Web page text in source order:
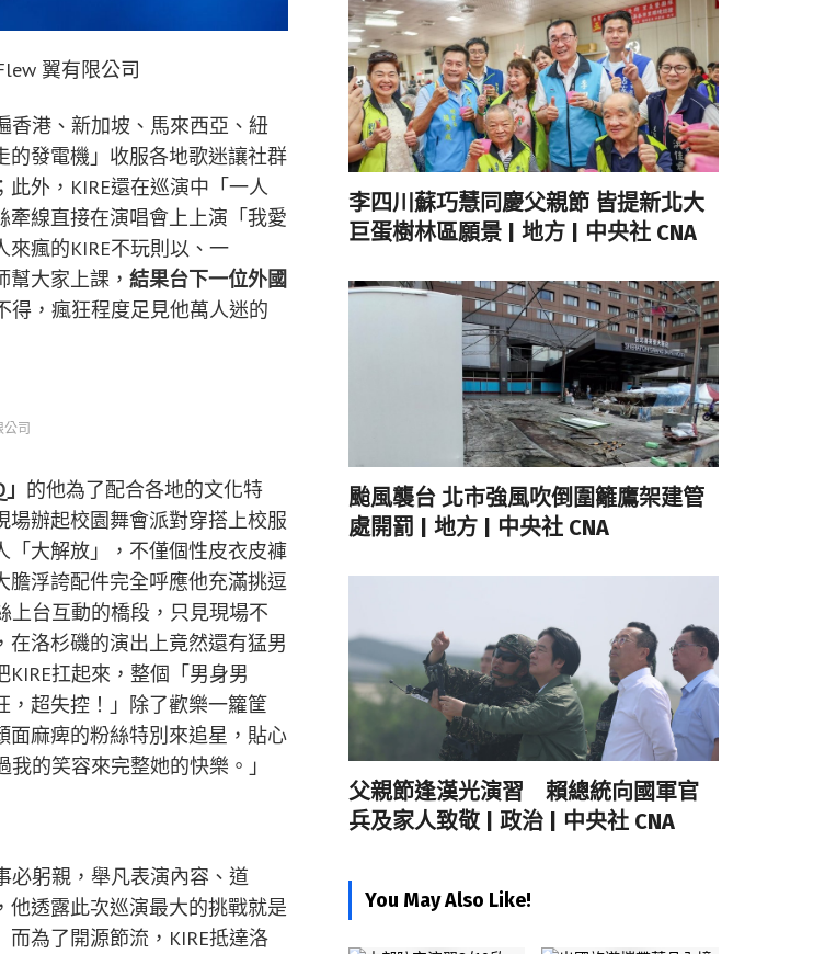
翼有限公司
香港、新加坡、馬來西亞、紐
的發電機」收服各地歌迷讓社群
外，KIRE還在巡演中「一人
線直接在演唱會上上演「我愛
瘋的KIRE不玩則以、一
大家上課， 結果台下一位外國
得，瘋狂程度足見他萬人迷的
司
的他為了配合各地的文化特
辦起校園舞會派對穿搭上校服
「大解放」，不僅個性皮衣皮褲
浮誇配件完全呼應他充滿挑逗
上台互動的橋段，只見現場不
洛杉磯的演出上竟然還有猛男
扛起來，整個「男身男
，超失控！」除了歡樂一籮筐
面麻痺的粉絲特別來追星，貼心
的笑容來完整她的快樂。」
必躬親，舉凡表演內容、道
透露此次巡演最大的挑戰就是
為了開源節流，KIRE抵達洛
李四川蘇巧慧同慶父親節 皆提新北大
巨蛋樹林區願景 | 地方 | 中央社 CNA
颱風襲台 北市強風吹倒圍籬鷹架建管
處開罰 | 地方 | 中央社 CNA
父親節逢漢光演習 賴總統向國軍官
兵及家人致敬 | 政治 | 中央社 CNA
You May Also Like!